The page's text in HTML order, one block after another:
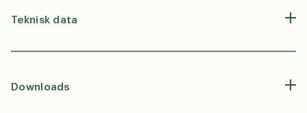
Teknisk data
Downloads